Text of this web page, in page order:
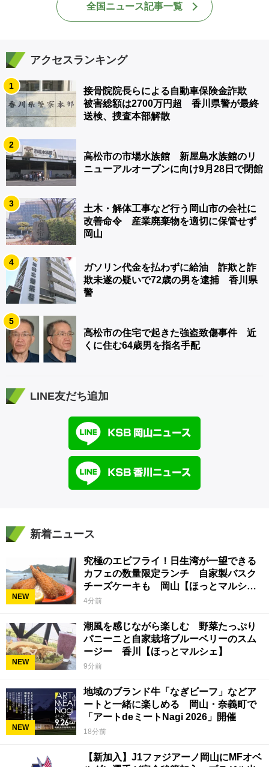
全国ニュース記事一覧
アクセスランキング
1
接骨院院長らによる自動車保険金詐欺
被害総額は2700万円超 香川県警が最終
送検、捜査本部解散
2
高松市の市場水族館 新屋島水族館のリ
ニューアルオープンに向け9月28日で閉館
3
土木・解体工事など行う岡山市の会社に
改善命令 産業廃棄物を適切に保管せず
岡山
4
ガソリン代金を払わずに給油 詐欺と詐
欺未遂の疑いで72歳の男を逮捕 香川県
警
5
高松市の住宅で起きた強盗致傷事件 近
くに住む64歳男を指名手配
LINE友だち追加
新着ニュース
NEW
究極のエビフライ！日生湾が一望できる
カフェの数量限定ランチ 自家製バスク
チーズケーキも 岡山【ほっとマルシ
ェ】
4分前
NEW
潮風を感じながら楽しむ 野菜たっぷり
パニーニと自家栽培ブルーベリーのスム
ージー 香川【ほっとマルシェ】
9分前
NEW
地域のブランド牛「なぎビーフ」などア
ートと一緒に楽しめる 岡山・奈義町で
「アートdeミートNagi 2026」開催
18分前
【新加入】J1ファジアーノ岡山にMFオベ